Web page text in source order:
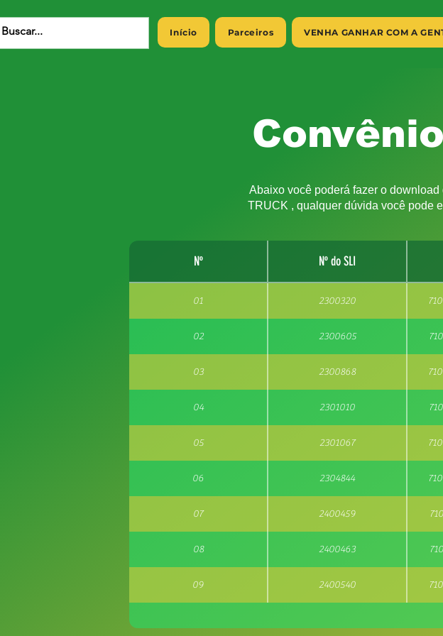
Início Parceiros VENHA GANHAR COM A
Abaixo você poderá fazer o
TRUCK , qualquer dúvida você pode
Nº Nº do SLI
01 2300320
02 2300605
03 2300868
04 2301010
05 2301067
06 2304844
07 2400459
08 2400463
09 2400540